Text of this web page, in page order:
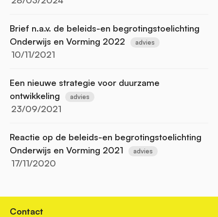
Brief n.a.v. de beleids-en begrotingstoelichting
Onderwijs en Vorming 2022
advies
10/11/2021
Een nieuwe strategie voor duurzame
ontwikkeling
advies
23/09/2021
Reactie op de beleids-en begrotingstoelichting
Onderwijs en Vorming 2021
advies
17/11/2020
Contact